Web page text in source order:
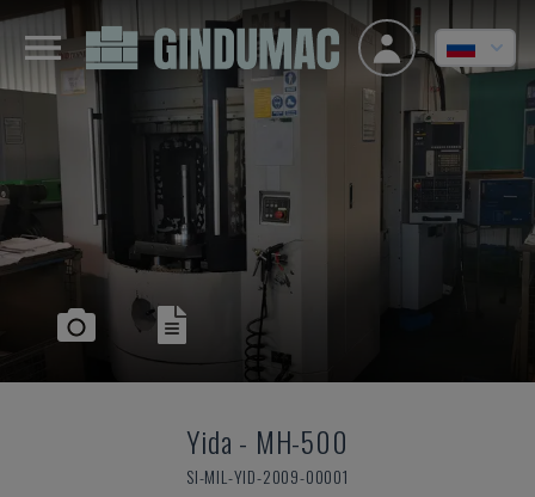
Yida - MH-500
SI-MIL-YID-2009-00001